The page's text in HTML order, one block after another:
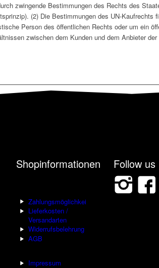
zwingende Bestimmungen des Rechts des
(2) Die Bestimmungen des UN-Kaufrechts
Person des öffentlichen Rechts oder um ein
zwischen dem Kunden und dem Anbieter
Shopinformationen
Zahlungsmöglichkeiten
Lieferkosten /
Versandarten
Widerrufsbelehrung
AGB
Impressum
Follow us